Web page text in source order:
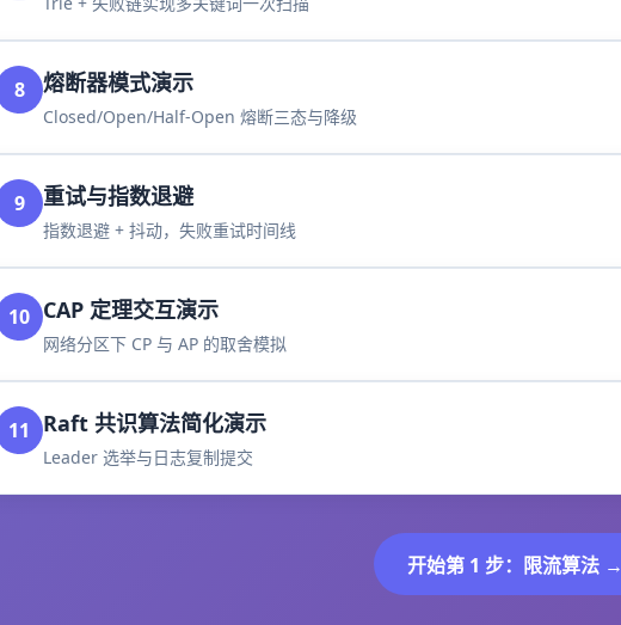
8 熔断器模式演示
Closed/Open/Half-Open 熔断三态与降级
9 重试与指数退避
指数退避 + 抖动，失败重试时间线
10 CAP 定理交互演示
网络分区下 CP 与 AP 的取舍模拟
11 Raft 共识算法简化演示
Leader 选举与日志复制提交
开始第 1 步：限流算法 →